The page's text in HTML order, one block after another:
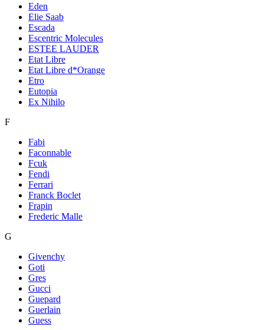
Eden
Elie Saab
Escada
Escentric Molecules
ESTEE LAUDER
Etat Libre
Etat Libre d*Orange
Etro
Eutopia
Ex Nihilo
F
Fabi
Faconnable
Fcuk
Fendi
Ferrari
Franck Boclet
Frapin
Frederic Malle
G
Givenchy
Goti
Gres
Gucci
Guepard
Guerlain
Guess